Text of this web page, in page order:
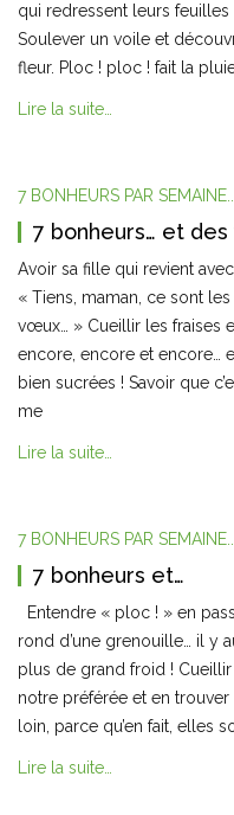
qui redressent leurs
Soulever un voile et
fleur. Ploc ! ploc ! fait la
Lire la suite…
7 BONHEURS PAR SEMAINE...
7 bonheurs… et
Avoir sa fille qui revient
« Tiens, maman, ce sont
vœux… » Cueillir les fraises
encore, encore et encore…
bien sucrées ! Savoir que
me
Lire la suite…
7 BONHEURS PAR SEMAINE...
7 bonheurs et…
Entendre « ploc ! » en
rond d’une grenouille… il y
plus de grand froid !
notre préférée et en
loin, parce qu’en fait, elles
Lire la suite…